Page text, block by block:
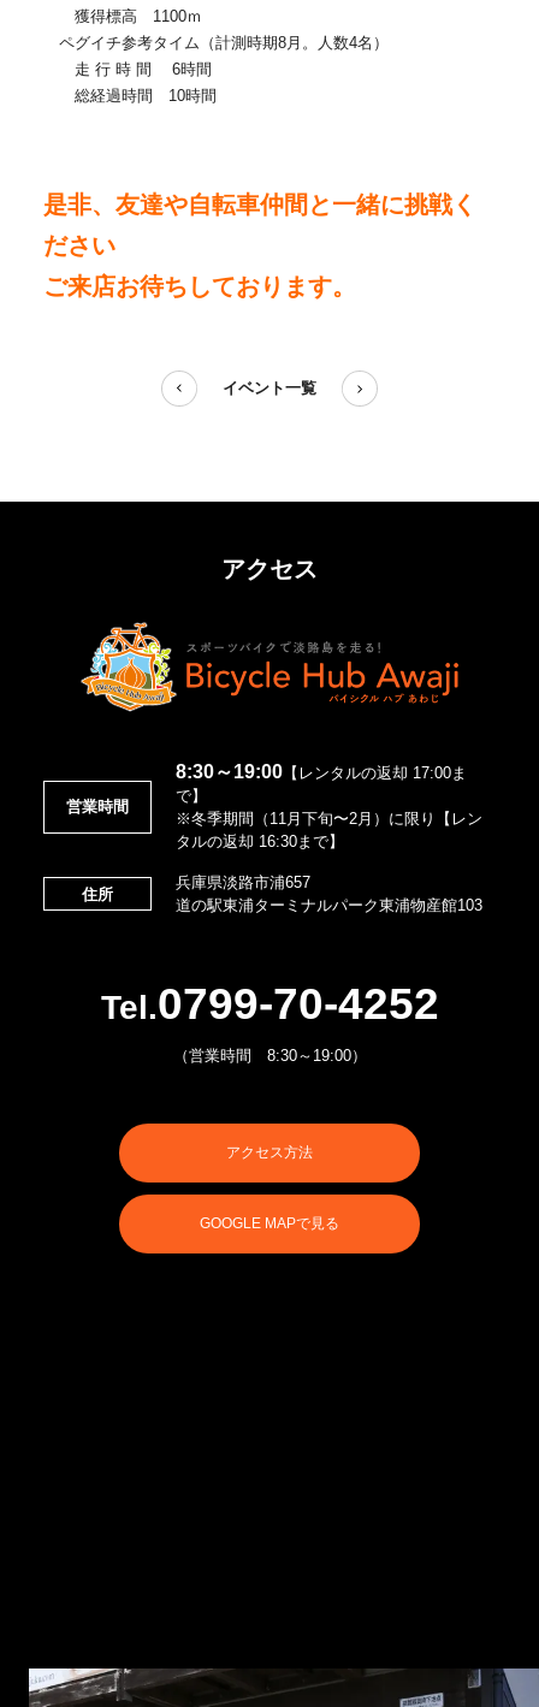
獲得標高 1100ｍ
ペグイチ参考タイム（計測時期8月。人数4名）
走 行 時 間 6時間
総経過時間 10時間
是非、友達や自転車仲間と一緒に挑戦く
ださい
ご来店お待ちしております。
イベント一覧
アクセス
営業時間
8:30～19:00【レンタルの返却 17:00ま
で】
※冬季期間（11月下旬〜2月）に限り【レン
タルの返却 16:30まで】
住所
兵庫県淡路市浦657
道の駅東浦ターミナルパーク東浦物産館103
Tel.0799-70-4252
（営業時間 8:30～19:00）
アクセス方法
GOOGLE MAPで見る